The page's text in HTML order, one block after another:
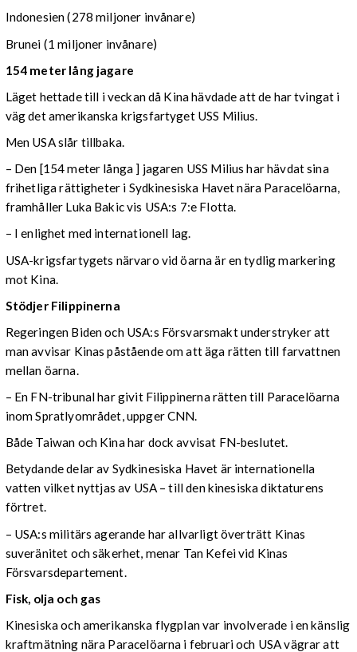
Indonesien (278 miljoner invånare)
Brunei (1 miljoner invånare)
154 meter lång jagare
Läget hettade till i veckan då Kina hävdade att de har tvingat i
väg det amerikanska krigsfartyget USS Milius.
Men USA slår tillbaka.
– Den [154 meter långa ] jagaren USS Milius har hävdat sina
frihetliga rättigheter i Sydkinesiska Havet nära Paracelöarna,
framhåller Luka Bakic vis USA:s 7:e Flotta.
– I enlighet med internationell lag.
USA-krigsfartygets närvaro vid öarna är en tydlig markering
mot Kina.
Stödjer Filippinerna
Regeringen Biden och USA:s Försvarsmakt understryker att
man avvisar Kinas påstående om att äga rätten till farvattnen
mellan öarna.
– En FN-tribunal har givit Filippinerna rätten till Paracelöarna
inom Spratlyområdet, uppger CNN.
Både Taiwan och Kina har dock avvisat FN-beslutet.
Betydande delar av Sydkinesiska Havet är internationella
vatten vilket nyttjas av USA – till den kinesiska diktaturens
förtret.
– USA:s militärs agerande har allvarligt överträtt Kinas
suveränitet och säkerhet, menar Tan Kefei vid Kinas
Försvarsdepartement.
Fisk, olja och gas
Kinesiska och amerikanska flygplan var involverade i en känslig
kraftmätning nära Paracelöarna i februari och USA vägrar att